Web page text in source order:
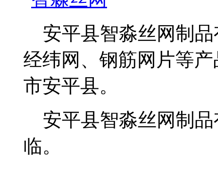
安平县智淼丝网制品
经纬网、钢筋网片等
市安平县。
安平县智淼丝网制品
临。